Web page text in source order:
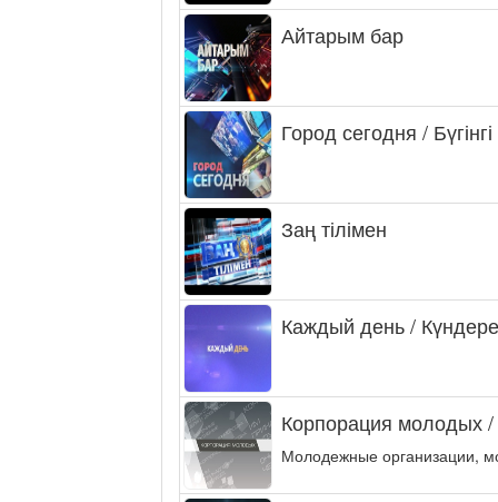
Айтарым бар
Город сегодня /
Заң тілімен
Каждый день /
Корпорация молодых
Молодежные организации,